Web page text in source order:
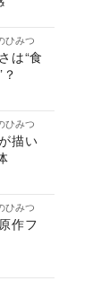
ひみつ
は“食
ひみつ
描い
ひみつ
作フ